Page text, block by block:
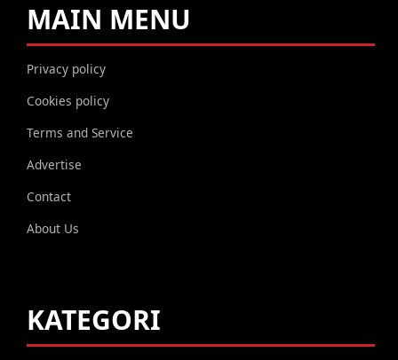
MAIN MENU
Privacy policy
Cookies policy
Terms and Service
Advertise
Contact
About Us
KATEGORI